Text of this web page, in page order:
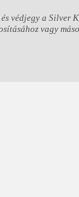
és védjegy a
vagy